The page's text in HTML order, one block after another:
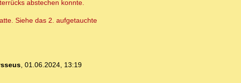
abstechen konnte.
Siehe das 2. aufgetauchte
, 01.06.2024, 13:19